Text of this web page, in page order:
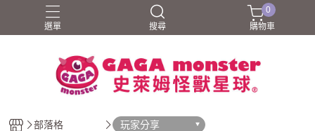
選單 搜尋
0
購物車
部落格 玩家分享